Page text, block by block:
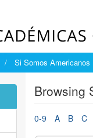
Si Somos Americanos
Browsing
0-9 A B C